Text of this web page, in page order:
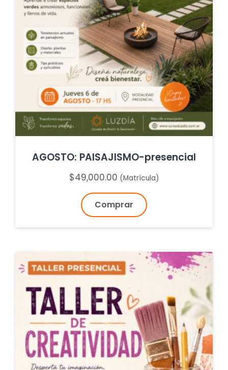
AGOSTO: PAISAJISMO-presencial
$49,000.00 (Matrícula)
Comprar